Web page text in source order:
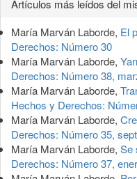
del
artículo
Artículos más leídos del
María Marván Laborde, El
Derechos: Número 30
María Marván Laborde,
Derechos: Número 38,
María Marván Laborde,
Hechos y Derechos:
María Marván Laborde,
Derechos: Número 35,
María Marván Laborde, Se
Derechos: Número 37,